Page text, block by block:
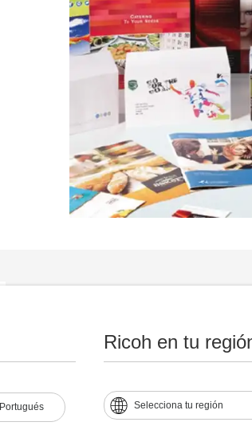
Portugués
Ricoh en tu
Selecciona tu región
Editorial
Los impresores de libros se
impresión mundial, tiradas más
continua para mantener los costos
exige operaciones de impresión